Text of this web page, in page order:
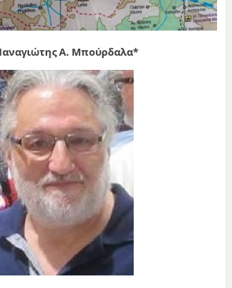
Α. Μπούρδαλα*